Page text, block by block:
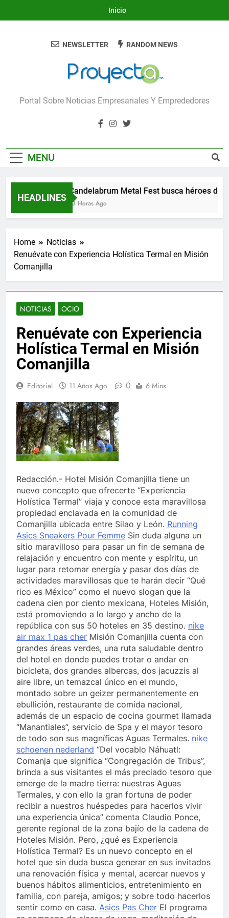
Inicio
Proyecta
Portal Sobre Noticias Empresariales Y Emprededores
NEWSLETTER RANDOM NEWS
MENU
HEADLINES
Candelabrum Metal Fest busca héroes de
13 Horas Ago
Home
Noticias
Renuévate con Experiencia Holística Termal en Misión
Comanjilla
NOTICIAS OCIO
Renuévate con Experiencia
Holística Termal en Misión
Comanjilla
Editorial 11 Años Ago 0 6 Mins
Redacción.- Hotel Misión Comanjilla tiene un
nuevo concepto que ofrecerte “Experiencia
Holística Termal” viaja y conoce esta maravillosa
propiedad enclavada en la comunidad de
Comanjilla ubicada entre Silao y León. Running
Asics Sneakers Pour Femme Sin duda alguna un
sitio maravilloso para pasar un fin de semana de
relajación y encuentro con mente y espíritu, un
lugar para retomar energía y pasar dos días de
actividades maravillosas que te harán decir “Qué
rico es México” como el nuevo slogan que la
cadena cien por ciento mexicana, Hoteles Misión,
está promoviendo a lo largo y ancho de la
república con sus 50 hoteles en 35 destino. nike
air max 1 pas cher Misión Comanjilla cuenta con
grandes áreas verdes, una ruta saludable dentro
del hotel en donde puedes trotar o andar en
bicicleta, dos grandes albercas, dos jacuzzis al
aire libre, un temazcal único en el mundo,
montado sobre un geizer permanentemente en
ebullición, restaurante de comida nacional,
además de un espacio de cocina gourmet llamada
“Manantiales”, servicio de Spa y el mayor tesoro
de todo son sus magníficas Aguas Termales. nike
schoenen nederland “Del vocablo Náhuatl:
Comanja que significa “Congregación de Tribus”,
brinda a sus visitantes el más preciado tesoro que
emerge de la madre tierra: nuestras Aguas
Termales, y con ello la gran fortuna de poder
recibir a nuestros huéspedes para hacerlos vivir
una experiencia única” comenta Claudio Ponce,
gerente regional de la zona bajío de la cadena de
Hoteles Misión. Pero, ¿qué es Experiencia
Holística Termal? Es un nuevo concepto en el
hotel que sin duda busca generar en sus invitados
una renovación física y mental, acercar nuevos y
buenos hábitos alimenticios, entretenimiento en
familia, con pareja, amigos; y sobre todo hacerlos
sentir como en casa. Asics Pas Cher El programa